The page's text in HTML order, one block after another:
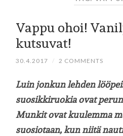
Vappu ohoi!
kutsuvat!
30.4.2017 / 2 COMMENTS
Luin jonkun lehden
suosikkiruokia ovat
Munkit ovat kuulemma
suosiotaan, kun niitä